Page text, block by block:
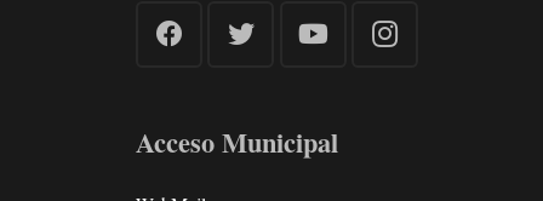
Acceso Municipal